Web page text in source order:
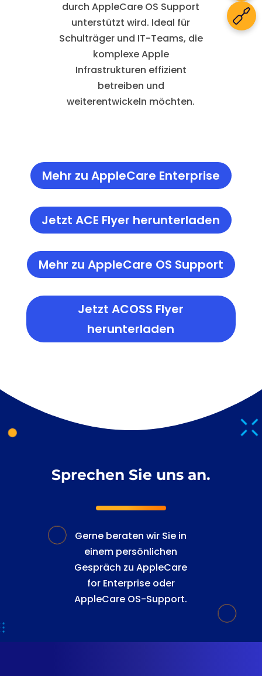
durch AppleCare OS Support
unterstützt wird. Ideal für
Schulträger und IT-Teams, die
komplexe Apple
Infrastrukturen effizient
betreiben und
weiterentwickeln möchten.
Mehr zu AppleCare Enterprise
Jetzt ACE Flyer herunterladen
Mehr zu AppleCare OS Support
Jetzt ACOSS Flyer
herunterladen
Sprechen Sie uns an.
Gerne beraten wir Sie in
einem persönlichen
Gespräch zu AppleCare
for Enterprise oder
AppleCare OS-Support.